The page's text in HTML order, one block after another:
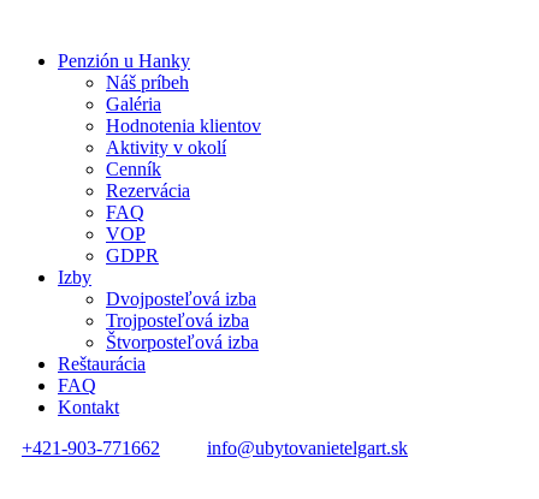
Penzión u Hanky
Náš príbeh
Galéria
Hodnotenia klientov
Aktivity v okolí
Cenník
Rezervácia
FAQ
VOP
GDPR
Izby
Dvojposteľová izba
Trojposteľová izba
Štvorposteľová izba
Reštaurácia
FAQ
Kontakt
+421-903-771662
info@ubytovanietelgart.sk